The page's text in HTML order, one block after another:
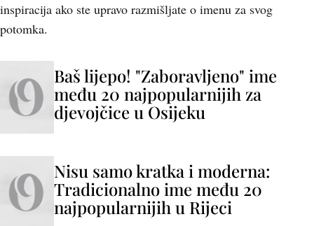
inspiracija ako ste upravo razmišljate o imenu za svog
potomka.
Baš lijepo! "Zaboravljeno" ime
među 20 najpopularnijih za
djevojčice u Osijeku
Nisu samo kratka i moderna:
Tradicionalno ime među 20
najpopularnijih u Rijeci